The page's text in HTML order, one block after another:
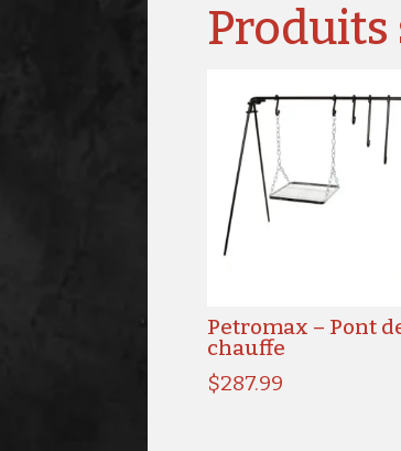
Petromax – Pont
chauffe
$287.99